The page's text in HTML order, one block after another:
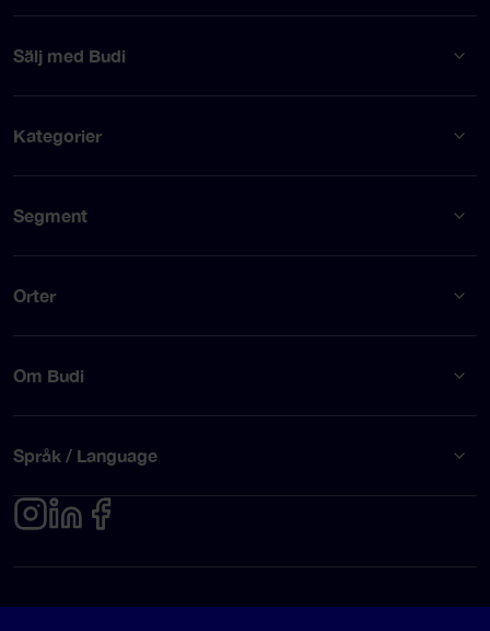
Sälj med Budi
Kategorier
Segment
Orter
Om Budi
Språk / Language